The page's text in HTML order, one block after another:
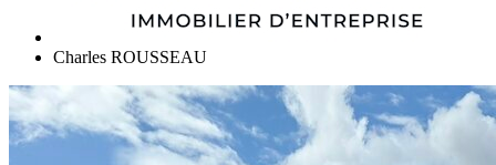
Charles ROUSSEAU